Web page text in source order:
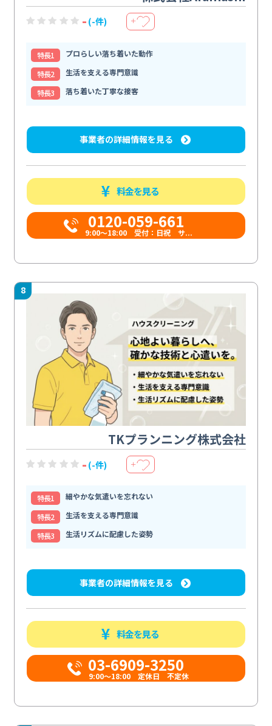
- (-件) ＋
特⻑1
プロらしい落ち着いた動作
特⻑2
生活を支える専門意識
特⻑3
落ち着いた丁寧な接客
事業者の詳細情報を見る
料金を見る
0120-059-661
9:00〜18:00 受付：日祝 サ...
8
TKプランニング株式会社
- (-件) ＋
特⻑1
細やかな気遣いを忘れない
特⻑2
生活を支える専門意識
特⻑3
生活リズムに配慮した姿勢
事業者の詳細情報を見る
料金を見る
03-6909-3250
9:00～18:00 定休日 不定休